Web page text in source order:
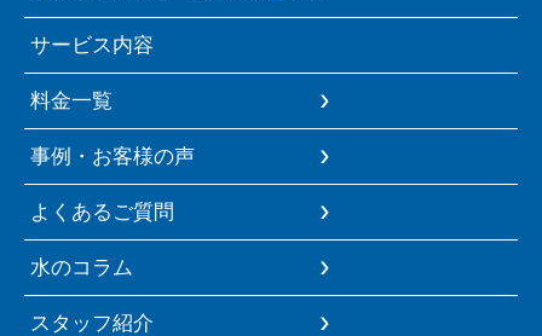
サービス内容
料金一覧
事例・お客様の声
よくあるご質問
水のコラム
スタッフ紹介